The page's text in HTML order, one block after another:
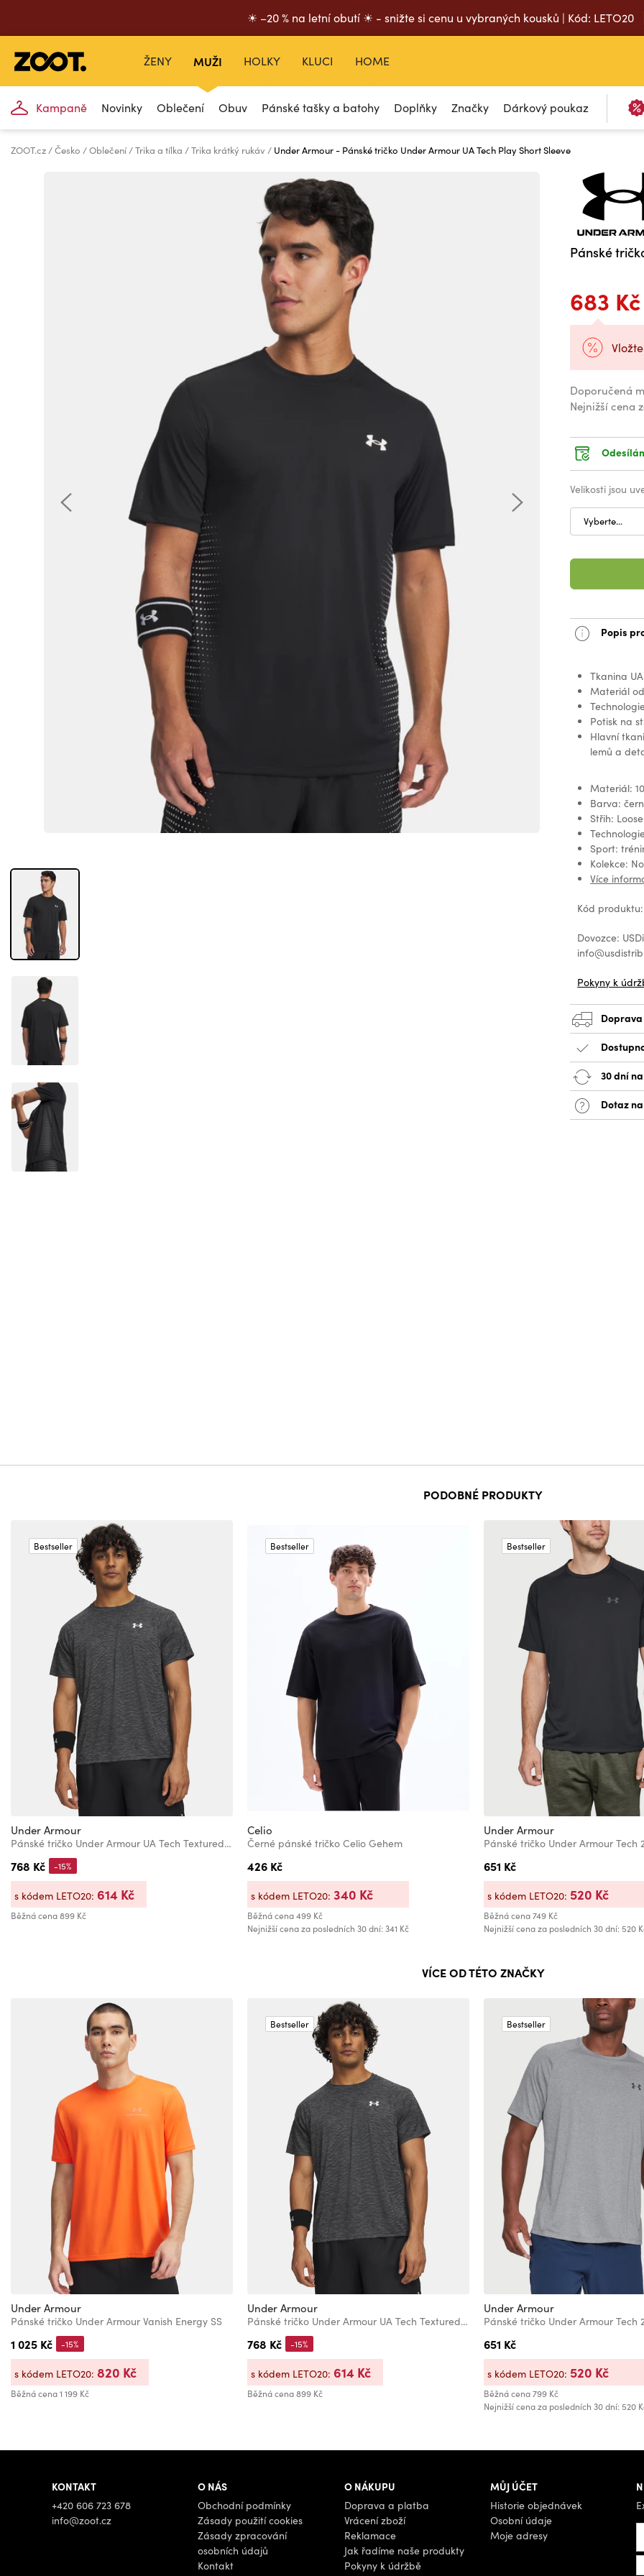
☀ –20 % na letní obutí ☀ - snižte si cenu u vybraných kousků | Kód: LETO20
ŽENY MUŽI
Kampaně Novinky Oblečení Obuv Pánské tašky a batohy Doplňky Značky Dárkový poukaz
HOLKY KLUCI HOME
ZOOT.cz Česko Oblečení Trika a tílka Trika krátký rukáv Under Armour - Pánské tričko Under Armour UA Tech Play Short Sleeve
Pánské
683 Kč
Doporučená
Nejnižší cena
Velikosti jsou
Vyberte...
Popis
Tkanina
Materiál
Potisk na
Hlavní
lemů a
Materiál:
Barva:
Střih: Loose
Sport:
Kolekce:
Více
Kód
Dovozce:
Pokyny k
Doprava
30 dní
Dotaz
PODOBNÉ PRODUKTY
Bestseller
Under Armour
Pánské tričko Under Armour UA Tech Textured SS-BLK
768 Kč
Běžná cena899 Kč
-15%
s kódem LETO20: 614 Kč
Bestseller
Celio
Černé pánské tričko Celio Gehem
426 Kč
Běžná cena499 Kč
Nejnižší cena za posledních 30 dní: 341 Kč
s kódem LETO20: 340 Kč
Bestseller
Under Armour
651 Kč
Běžná cena749 Kč
Nejnižší cena za posledních 30 dní: 520
s kódem LETO20: 520 Kč
VÍCE OD TÉTO ZNAČKY
Under Armour
Pánské tričko Under Armour Vanish Energy SS
1 025 Kč
Běžná cena1 199 Kč
-15%
s kódem LETO20: 820 Kč
Bestseller
Under Armour
Pánské tričko Under Armour UA Tech Textured SS-BLK
768 Kč
Běžná cena899 Kč
-15%
s kódem LETO20: 614 Kč
Bestseller
Under Armour
Pánské tričko Under Armour Tech
651 Kč
Běžná cena799 Kč
Nejnižší cena za posledních 30 dní: 520
s kódem LETO20: 520 Kč
KONTAKT
+420 606 723 678
info@zoot.cz
O NÁS
Obchodní podmínky
Zásady použití cookies
Zásady zpracování
osobních údajů
Kontakt
O NÁKUPU
Doprava a platba
Vrácení zboží
Reklamace
Jak řadíme naše produkty
Pokyny k údržbě
MŮJ ÚČET
Historie objednávek
Osobní údaje
Moje adresy